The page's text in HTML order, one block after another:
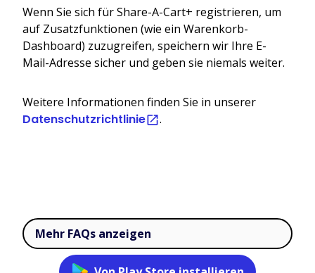
Wenn Sie sich für Share-A-Cart+ registrieren, um
auf Zusatzfunktionen (wie ein Warenkorb-
Dashboard) zuzugreifen, speichern wir Ihre E-
Mail-Adresse sicher und geben sie niemals weiter.
Weitere Informationen finden Sie in unserer
Datenschutzrichtlinie .
Mehr FAQs anzeigen